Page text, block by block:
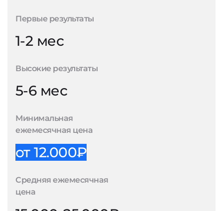
Первые результаты
1-2 мес
Высокие результаты
5-6 мес
Минимальная
ежемесячная цена
от 12.000₽
Средняя ежемесячная
цена